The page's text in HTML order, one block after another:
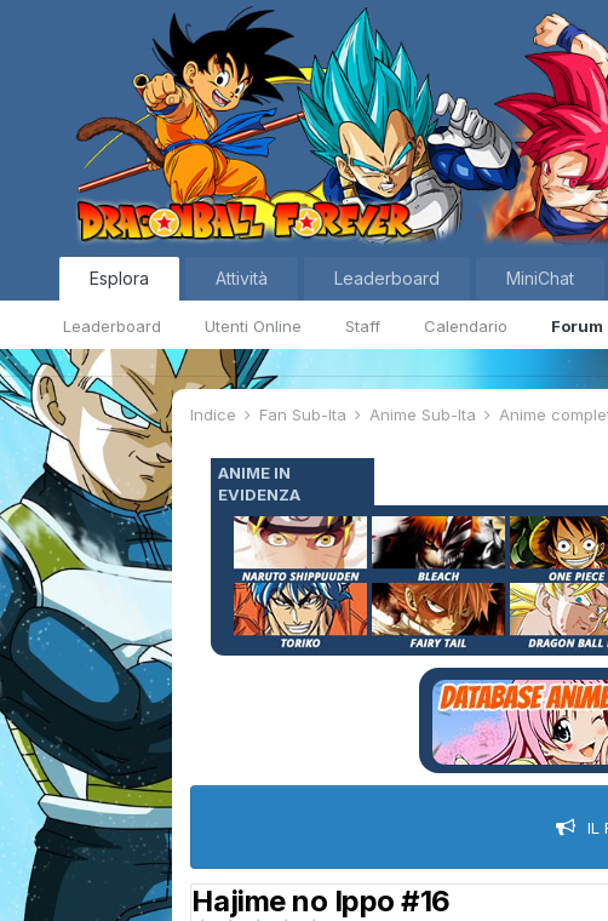
Esplora
Leaderboard Utenti Online Staff Calendario Forum
Attività Leaderboard MiniChat
Indice Fan Sub-Ita Anime Sub-Ita Anime
ANIME IN
EVIDENZA
IL
Hajime no Ippo #16